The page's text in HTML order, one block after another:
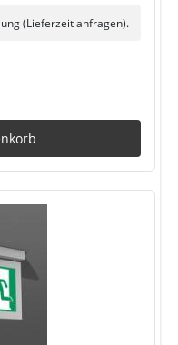
(Lieferzeit anfragen).